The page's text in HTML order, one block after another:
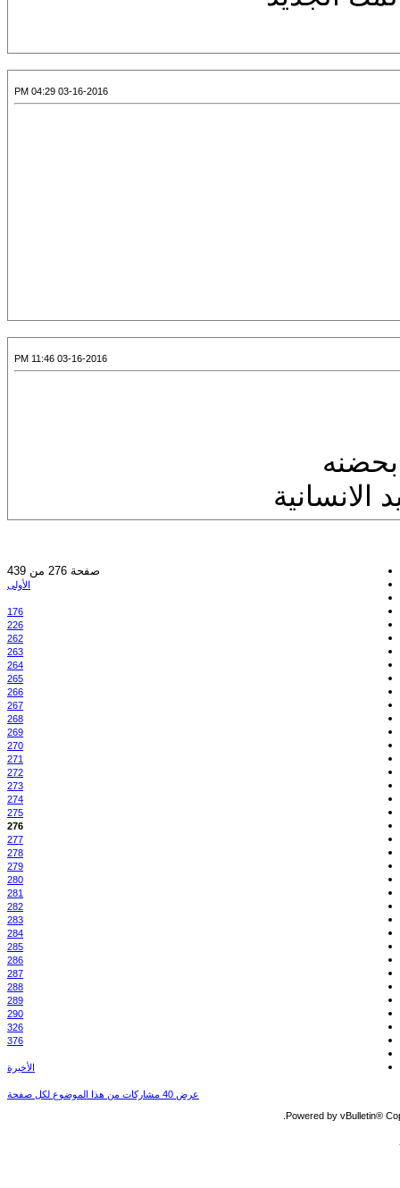
03-16-2016 04:29 PM
03-16-2016 11:46 PM
صفحة 276 من 439
الأولى
176
226
262
263
264
265
266
267
268
269
270
271
272
273
274
275
276
277
278
279
280
281
282
283
284
285
286
287
288
289
290
326
376
الأخيرة
عرض 40 مشاركات من هذا الموضوع لكل صفحة
Powered by vBulletin®